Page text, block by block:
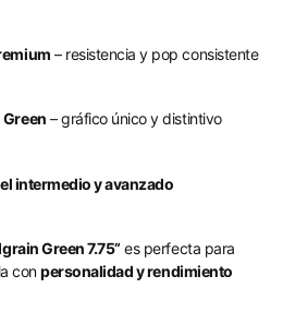
– resistencia y pop consistente
– gráfico único y distintivo
intermedio y avanzado
Green 7.75”es perfecta para
conpersonalidad y rendimiento